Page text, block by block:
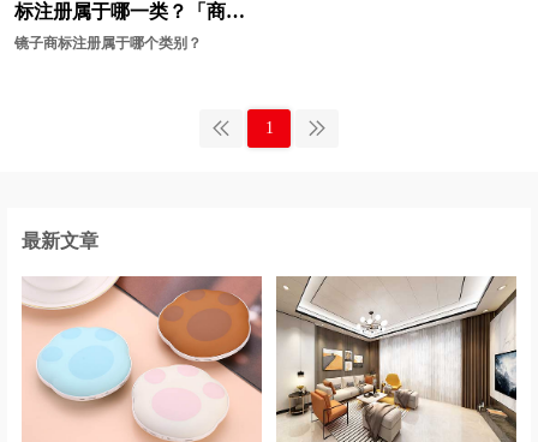
标注册属于哪一类？「商标
分类」
镜子商标注册属于哪个类别？
1
最新文章